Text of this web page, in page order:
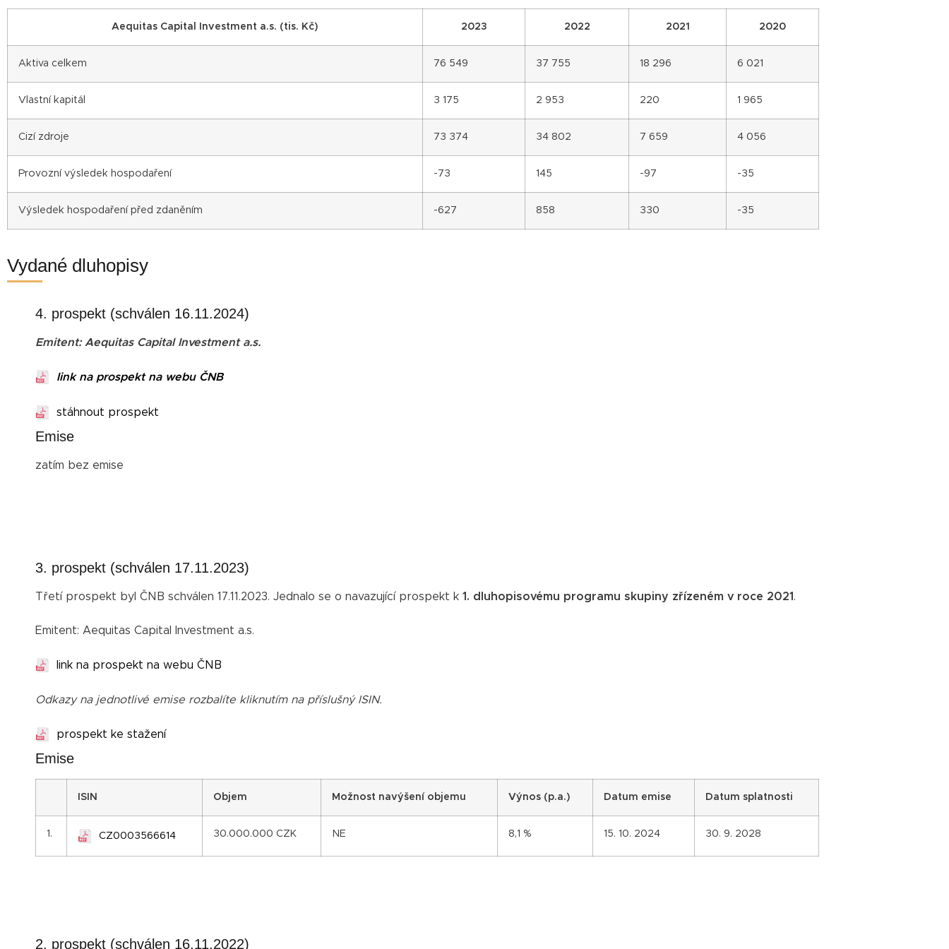
Aequitas Capital Investment a.s. (tis. Kč) 2023 2022 2021 2020
Aktiva celkem 76 549 37 755 18 296 6 021
Vlastní kapitál 3 175 2 953 220 1 965
Cizí zdroje 73 374 34 802 7 659 4 056
Provozní výsledek hospodaření -73 145 -97 -35
Výsledek hospodaření před zdaněním -627 858 330 -35
Vydané dluhopisy
4. prospekt (schválen 16.11.2024)
Emitent: Aequitas Capital Investment a.s.
link na prospekt na webu ČNB
stáhnout prospekt
Emise
zatím bez emise
3. prospekt (schválen 17.11.2023)
Třetí prospekt byl ČNB schválen 17.11.2023. Jednalo se o navazující prospekt k 1 . dluhopisovému programu skupiny zřízeném v roce 2021 .
Emitent: Aequitas Capital Investment a.s.
link na prospekt na webu ČNB
Odkazy na jednotlivé emise rozbalíte kliknutím na příslušný ISIN.
prospekt ke stažení
Emise
SIN Objem Možnost navýšení objemu Výnos (p.a.) Datum emise Datum splatnosti
1. CZ0003566614 30.000.000 CZK NE 8,1 % 15. 10. 2024 30. 9. 2028
2. prospekt (schválen 16.11.2022)